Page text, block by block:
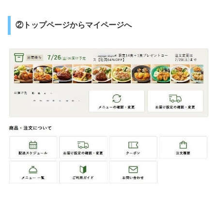
②トップページからマイページへ